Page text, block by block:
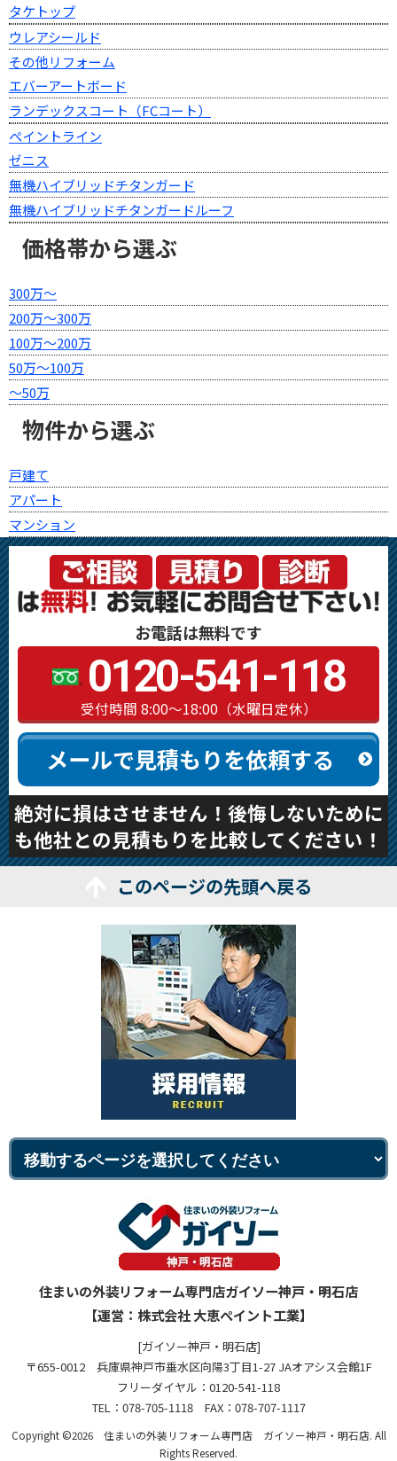
タケトップ
ウレアシールド
その他リフォーム
エバーアートボード
ランデックスコート（FCコート）
ペイントライン
ゼニス
無機ハイブリッドチタンガード
無機ハイブリッドチタンガードルーフ
価格帯から選ぶ
300万～
200万～300万
100万～200万
50万～100万
～50万
物件から選ぶ
戸建て
アパート
マンション
お電話は無料です
0120-541-118
受付時間 8:00～18:00（水曜日定休）
メールで見積もりを依頼する
絶対に損はさせません！後悔しないために
も他社との見積もりを比較してください！
このページの先頭へ戻る
住まいの外装リフォーム専門店ガイソー神戸・明石店
【運営：株式会社 大恵ペイント工業】
[ガイソー神戸・明石店]
〒655-0012 兵庫県神戸市垂水区向陽3丁目1-27 JAオアシス会館1F
フリーダイヤル：0120-541-118
TEL：078-705-1118 FAX：078-707-1117
Copyright ©2026 住まいの外装リフォーム専門店 ガイソー神戸・明石店. All
Rights Reserved.